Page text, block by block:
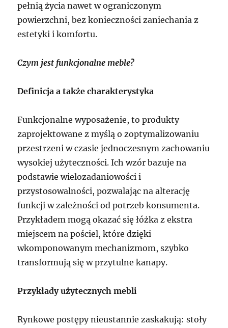
pełnią życia nawet w ograniczonym
powierzchni, bez konieczności zaniechania z
estetyki i komfortu.
Czym jest funkcjonalne meble?
Definicja a także charakterystyka
Funkcjonalne wyposażenie, to produkty
zaprojektowane z myślą o zoptymalizowaniu
przestrzeni w czasie jednoczesnym zachowaniu
wysokiej użyteczności. Ich wzór bazuje na
podstawie wielozadaniowości i
przystosowalności, pozwalając na alterację
funkcji w zależności od potrzeb konsumenta.
Przykładem mogą okazać się łóżka z ekstra
miejscem na pościel, które dzięki
wkomponowanym mechanizmom, szybko
transformują się w przytulne kanapy.
Przykłady użytecznych mebli
Rynkowe postępy nieustannie zaskakują: stoły